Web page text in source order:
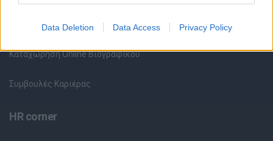
Data Deletion Data Access Privacy Policy
Υπηρεσίες υποψηφίων
Καταχώρηση Online Βιογραφικού
Συμβουλές Καριέρας
HR corner